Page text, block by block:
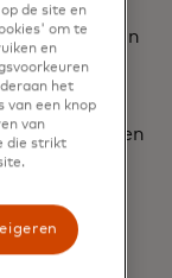
onze niet-
en zijn
te
hebben
– van
en
manier
de site en
om te
en
het
van een knop
van
die strikt